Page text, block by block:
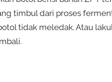
timbul dari proses
tidak meledak. Atau